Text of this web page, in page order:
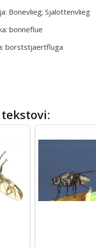
Bonevlieg; Sjalottenvlieg
bonneflue
borststjaertfluga